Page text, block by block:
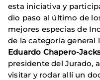
esta iniciativa y
dio paso al último de
mejores especias de
de la categoría general
Eduardo Chapero-
presidente del Jurado,
visitar y rodar allí un